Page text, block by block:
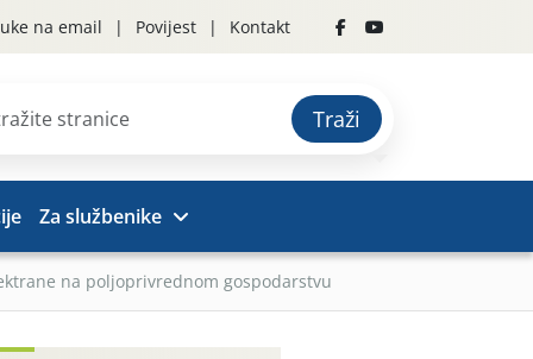
na email Povijest Kontakt
Traži
Za službenike
na poljoprivrednom gospodarstvu